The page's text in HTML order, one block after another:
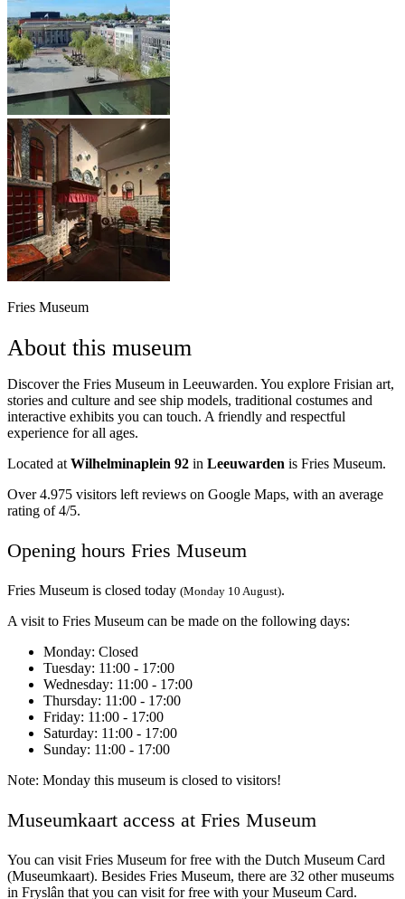
Fries Museum
About this museum
Discover the Fries Museum in Leeuwarden. You explore Frisian art,
stories and culture and see ship models, traditional costumes and
interactive exhibits you can touch. A friendly and respectful
experience for all ages.
Located at Wilhelminaplein 92 in Leeuwarden is Fries Museum.
Over 4.975 visitors left reviews on Google Maps, with an average
rating of 4/5.
Opening hours Fries Museum
Fries Museum is closed today (Monday 10 August).
A visit to Fries Museum can be made on the following days:
Monday: Closed
Tuesday: 11:00 - 17:00
Wednesday: 11:00 - 17:00
Thursday: 11:00 - 17:00
Friday: 11:00 - 17:00
Saturday: 11:00 - 17:00
Sunday: 11:00 - 17:00
Note: Monday this museum is closed to visitors!
Museumkaart access at Fries Museum
You can visit Fries Museum for free with the Dutch Museum Card
(Museumkaart). Besides Fries Museum, there are 32 other museums
in Fryslân that you can visit for free with your Museum Card.